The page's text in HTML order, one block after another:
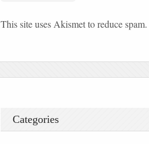
This site uses Akismet to reduce spam.
Categories